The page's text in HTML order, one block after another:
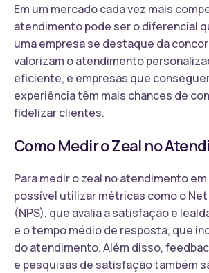
Em um mercado cada vez mais
atendimento pode ser o diferencial
uma empresa se destaque da
valorizam o atendimento
eficiente, e empresas que
experiência têm mais chances de
fidelizar clientes.
Como Medir o Zeal no
Para medir o zeal no atendimento
possível utilizar métricas como o
(NPS), que avalia a satisfação e
e o tempo médio de resposta, que
do atendimento. Além disso,
e pesquisas de satisfação também